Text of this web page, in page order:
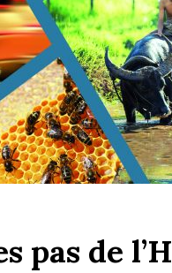
pas de